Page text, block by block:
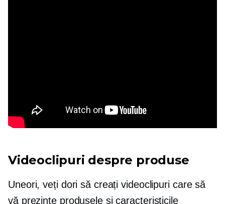
Videoclipuri despre produse
Uneori, veți dori să creați videoclipuri care să
vă prezinte produsele și caracteristicile